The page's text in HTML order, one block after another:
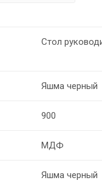
Стол
Яшма черный
900
МДФ
Яшма черный